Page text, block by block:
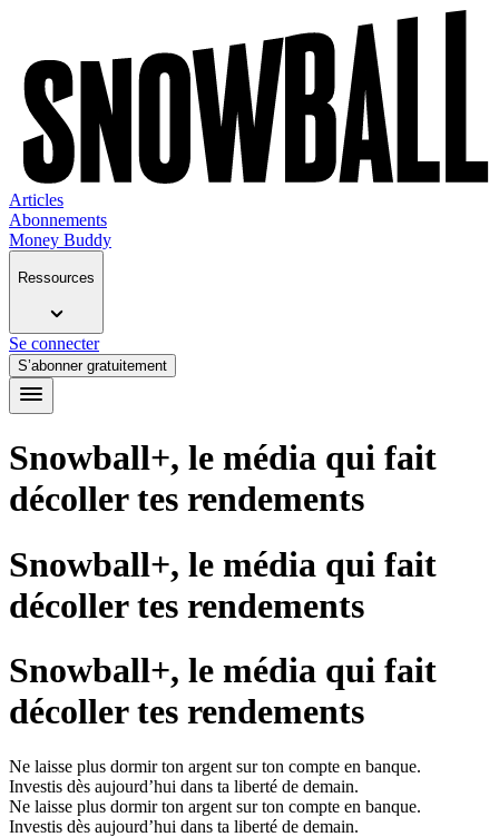
Articles
Abonnements
Money Buddy
Ressources
Se connecter
S’abonner gratuitement
Snowball+, le média qui fait
décoller tes rendements
Snowball+, le média qui fait
décoller tes rendements
Snowball+, le média qui fait
décoller tes rendements
Ne laisse plus dormir ton argent sur ton compte en banque.
Investis dès aujourd’hui dans ta liberté de demain.
Ne laisse plus dormir ton argent sur ton compte en banque.
Investis dès aujourd’hui dans ta liberté de demain.